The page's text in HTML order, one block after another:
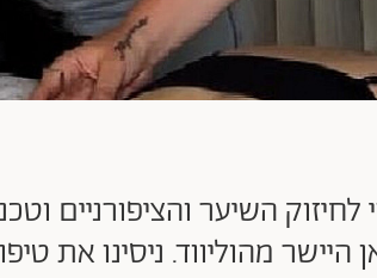
השיער והציפורניים
מהוליווד. ניסינו את